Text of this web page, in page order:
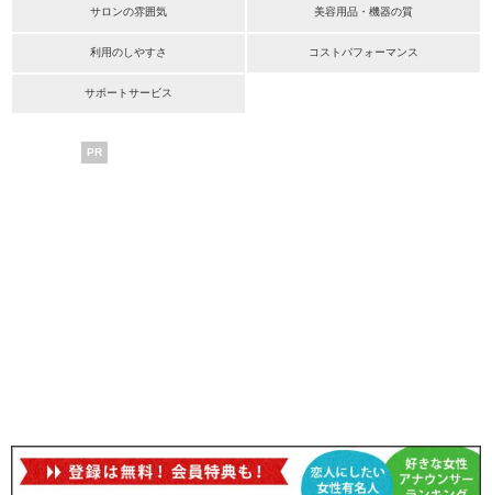
サロンの雰囲気 美容用品・機器の質
利用のしやすさ コストパフォーマンス
サポートサービス
PR